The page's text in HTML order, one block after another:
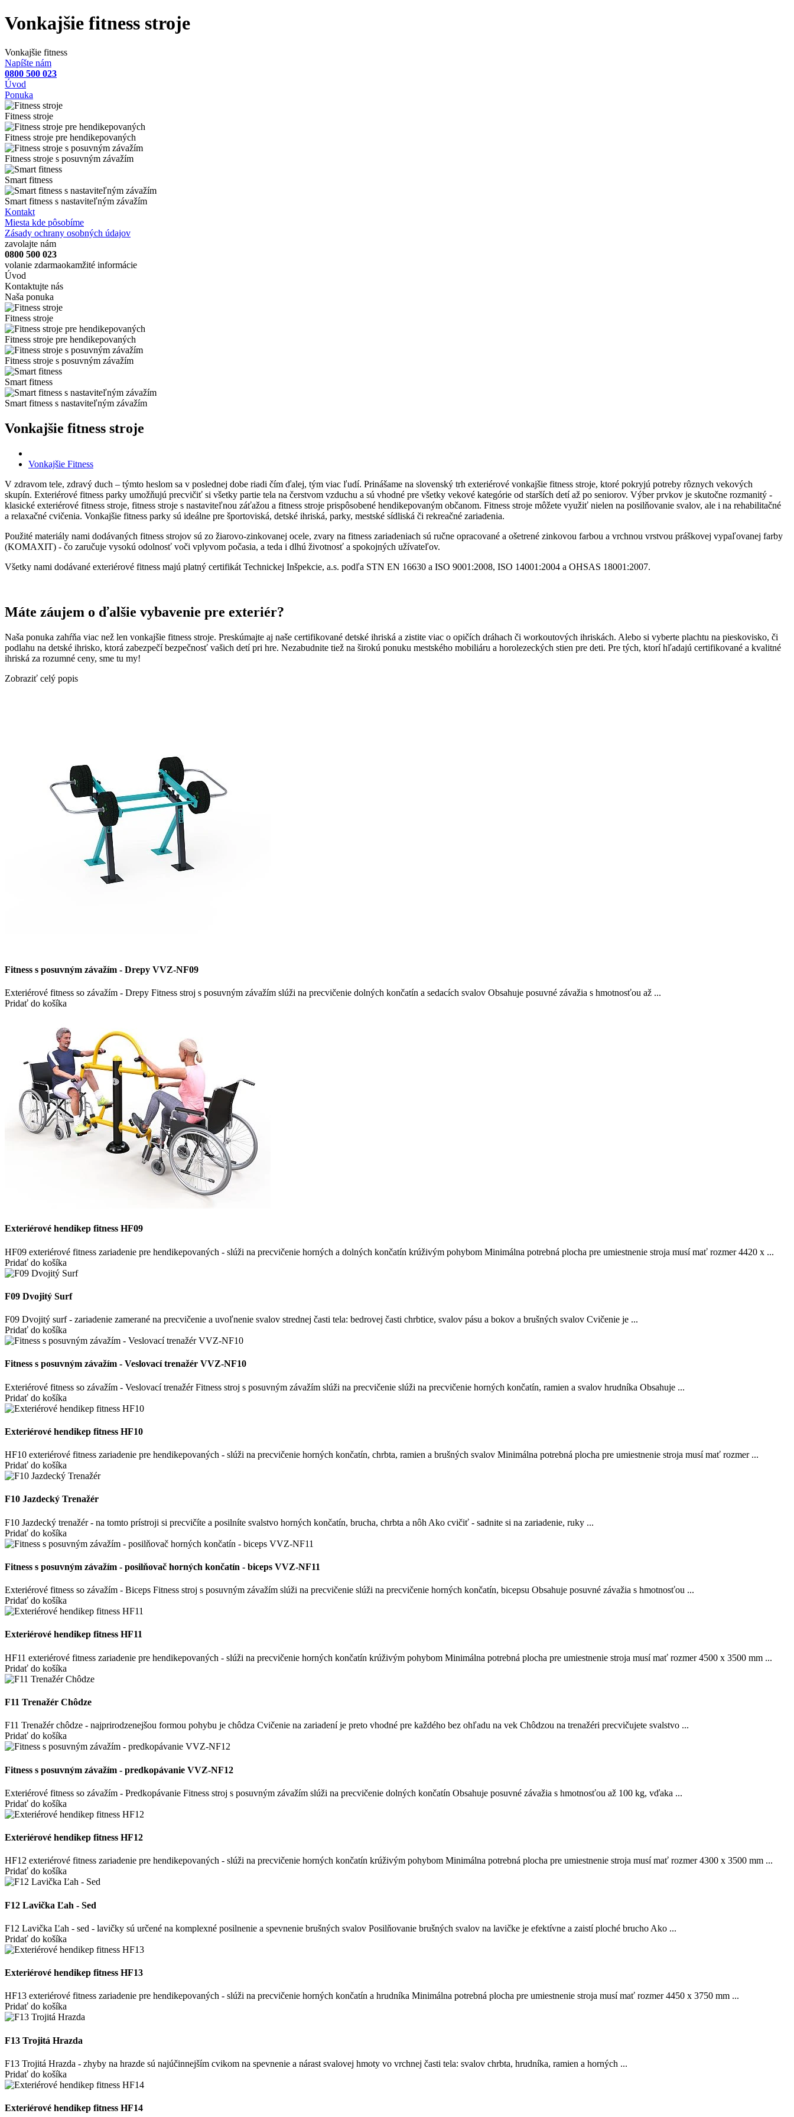
Vonkajšie fitness stroje
Vonkajšie fitness
Napíšte nám
0800 500 023
Úvod
Ponuka
Fitness stroje
Fitness stroje pre hendikepovaných
Fitness stroje s posuvným závažím
Smart fitness
Smart fitness s nastaviteľným závažím
Kontakt
Miesta kde pôsobíme
Zásady ochrany osobných údajov
zavolajte nám
0800 500 023
volanie zdarmaokamžité informácie
Úvod
Kontaktujte nás
Naša ponuka
Fitness stroje
Fitness stroje pre hendikepovaných
Fitness stroje s posuvným závažím
Smart fitness
Smart fitness s nastaviteľným závažím
Vonkajšie fitness stroje
Vonkajšie Fitness
V zdravom tele, zdravý duch – týmto heslom sa v poslednej dobe riadi čím ďalej, tým viac ľudí. Prinášame na slovenský trh exteriérové vonkajšie fitness stroje, ktoré pokryjú potreby rôznych vekových
skupín. Exteriérové fitness parky umožňujú precvičiť si všetky partie tela na čerstvom vzduchu a sú vhodné pre všetky vekové kategórie od starších detí až po seniorov. Výber prvkov je skutočne rozmanitý -
klasické exteriérové fitness stroje, fitness stroje s nastaviteľnou záťažou a fitness stroje prispôsobené hendikepovaným občanom. Fitness stroje môžete využiť nielen na posilňovanie svalov, ale i na rehabilitačné
a relaxačné cvičenia. Vonkajšie fitness parky sú ideálne pre športoviská, detské ihriská, parky, mestské sídliská či rekreačné zariadenia.
Použité materiály nami dodávaných fitness strojov sú zo žiarovo-zinkovanej ocele, zvary na fitness zariadeniach sú ručne opracované a ošetrené zinkovou farbou a vrchnou vrstvou práškovej vypaľovanej farby
(KOMAXIT) - čo zaručuje vysokú odolnosť voči vplyvom počasia, a teda i dlhú životnosť a spokojných užívateľov.
Všetky nami dodávané exteriérové fitness majú platný certifikát Technickej Inšpekcie, a.s. podľa STN EN 16630 a ISO 9001:2008, ISO 14001:2004 a OHSAS 18001:2007.
Máte záujem o ďalšie vybavenie pre exteriér?
Naša ponuka zahŕňa viac než len vonkajšie fitness stroje. Preskúmajte aj naše certifikované detské ihriská a zistite viac o opičích dráhach či workoutových ihriskách. Alebo si vyberte plachtu na pieskovisko, či
podlahu na detské ihrisko, ktorá zabezpečí bezpečnosť vašich detí pri hre. Nezabudnite tiež na širokú ponuku mestského mobiliáru a horolezeckých stien pre deti. Pre tých, ktorí hľadajú certifikované a kvalitné
ihriská za rozumné ceny, sme tu my!
Zobraziť celý popis
Fitness s posuvným závažím - Drepy VVZ-NF09
Exteriérové fitness so závažím - Drepy Fitness stroj s posuvným závažím slúži na precvičenie dolných končatín a sedacích svalov Obsahuje posuvné závažia s hmotnosťou až ...
Pridať do košíka
Exteriérové hendikep fitness HF09
HF09 exteriérové fitness zariadenie pre hendikepovaných - slúži na precvičenie horných a dolných končatín krúživým pohybom Minimálna potrebná plocha pre umiestnenie stroja musí mať rozmer 4420 x ...
Pridať do košíka
F09 Dvojitý Surf
F09 Dvojitý surf - zariadenie zamerané na precvičenie a uvoľnenie svalov strednej časti tela: bedrovej časti chrbtice, svalov pásu a bokov a brušných svalov Cvičenie je ...
Pridať do košíka
Fitness s posuvným závažím - Veslovací trenažér VVZ-NF10
Exteriérové fitness so závažím - Veslovací trenažér Fitness stroj s posuvným závažím slúži na precvičenie slúži na precvičenie horných končatín, ramien a svalov hrudníka Obsahuje ...
Pridať do košíka
Exteriérové hendikep fitness HF10
HF10 exteriérové fitness zariadenie pre hendikepovaných - slúži na precvičenie horných končatín, chrbta, ramien a brušných svalov Minimálna potrebná plocha pre umiestnenie stroja musí mať rozmer ...
Pridať do košíka
F10 Jazdecký Trenažér
F10 Jazdecký trenažér - na tomto prístroji si precvičíte a posilníte svalstvo horných končatín, brucha, chrbta a nôh Ako cvičiť - sadnite si na zariadenie, ruky ...
Pridať do košíka
Fitness s posuvným závažím - posilňovač horných končatín - biceps VVZ-NF11
Exteriérové fitness so závažím - Biceps Fitness stroj s posuvným závažím slúži na precvičenie slúži na precvičenie horných končatín, bicepsu Obsahuje posuvné závažia s hmotnosťou ...
Pridať do košíka
Exteriérové hendikep fitness HF11
HF11 exteriérové fitness zariadenie pre hendikepovaných - slúži na precvičenie horných končatín krúživým pohybom Minimálna potrebná plocha pre umiestnenie stroja musí mať rozmer 4500 x 3500 mm ...
Pridať do košíka
F11 Trenažér Chôdze
F11 Trenažér chôdze - najprirodzenejšou formou pohybu je chôdza Cvičenie na zariadení je preto vhodné pre každého bez ohľadu na vek Chôdzou na trenažéri precvičujete svalstvo ...
Pridať do košíka
Fitness s posuvným závažím - predkopávanie VVZ-NF12
Exteriérové fitness so závažím - Predkopávanie Fitness stroj s posuvným závažím slúži na precvičenie dolných končatín Obsahuje posuvné závažia s hmotnosťou až 100 kg, vďaka ...
Pridať do košíka
Exteriérové hendikep fitness HF12
HF12 exteriérové fitness zariadenie pre hendikepovaných - slúži na precvičenie horných končatín krúživým pohybom Minimálna potrebná plocha pre umiestnenie stroja musí mať rozmer 4300 x 3500 mm ...
Pridať do košíka
F12 Lavička Ľah - Sed
F12 Lavička Ľah - sed - lavičky sú určené na komplexné posilnenie a spevnenie brušných svalov Posilňovanie brušných svalov na lavičke je efektívne a zaistí ploché brucho Ako ...
Pridať do košíka
Exteriérové hendikep fitness HF13
HF13 exteriérové fitness zariadenie pre hendikepovaných - slúži na precvičenie horných končatín a hrudníka Minimálna potrebná plocha pre umiestnenie stroja musí mať rozmer 4450 x 3750 mm ...
Pridať do košíka
F13 Trojitá Hrazda
F13 Trojitá Hrazda - zhyby na hrazde sú najúčinnejším cvikom na spevnenie a nárast svalovej hmoty vo vrchnej časti tela: svalov chrbta, hrudníka, ramien a horných ...
Pridať do košíka
Exteriérové hendikep fitness HF14